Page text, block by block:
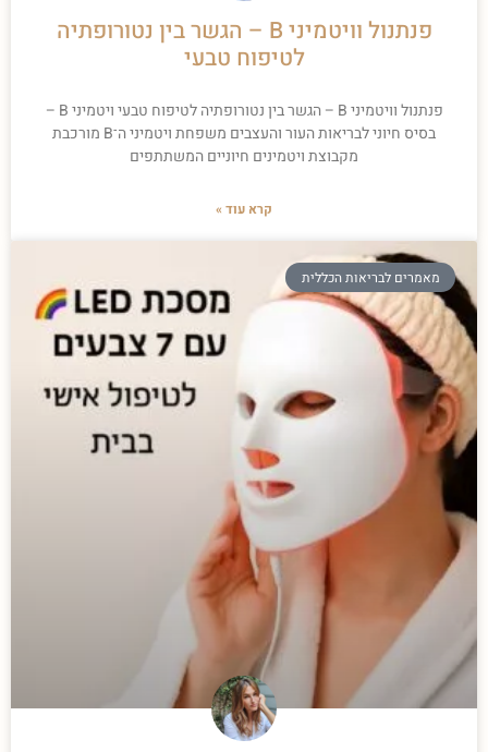
פנתנול וויטמיני B – הגשר בין נטורופתיה
לטיפוח טבעי
פנתנול וויטמיני B – הגשר בין נטורופתיה לטיפוח טבעי ויטמיני B –
בסיס חיוני לבריאות העור והעצבים משפחת ויטמיני ה־B מורכבת
מקבוצת ויטמינים חיוניים המשתתפים
קרא עוד »
מאמרים לבריאות הכללית